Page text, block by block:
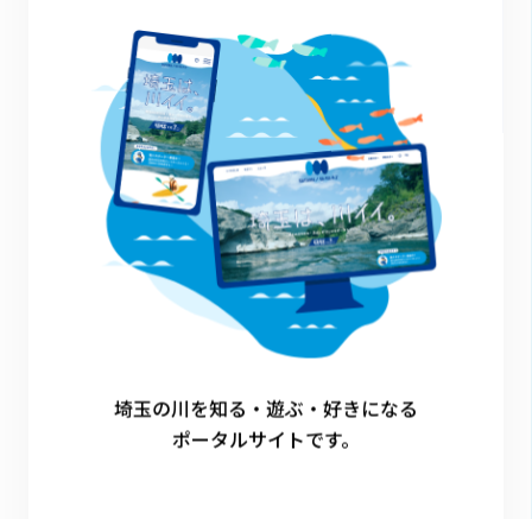
河川の美化活動
環境問題を考える
公式サイト
団体サポーター（川の国応援団）
へのご登録を検討中の方へ
団体サポーター（川の国応援団）の詳細、およ
びご登録方法、または川の国応援団マッチング
エントリーについてご興味のある方は、以下よ
埼玉の川を知る・遊ぶ・好きになる
ポータルサイトです。